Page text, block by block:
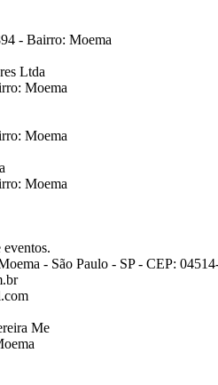
- Bairro: Moema
Ltda
Moema
Moema
Moema
- São Paulo - SP - CEP:
Me